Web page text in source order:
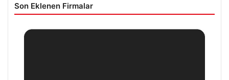
Son Eklenen Firmalar